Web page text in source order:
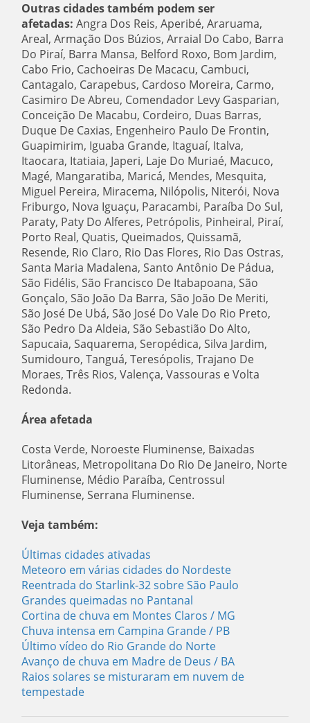
Outras cidades também podem ser
afetadas:Angra Dos Reis, Aperibé, Araruama,
Areal, Armação Dos Búzios, Arraial Do Cabo, Barra
Do Piraí, Barra Mansa, Belford Roxo, Bom Jardim,
Cabo Frio, Cachoeiras De Macacu, Cambuci,
Cantagalo, Carapebus, Cardoso Moreira, Carmo,
Casimiro De Abreu, Comendador Levy Gasparian,
Conceição De Macabu, Cordeiro, Duas Barras,
Duque De Caxias, Engenheiro Paulo De Frontin,
Guapimirim, Iguaba Grande, Itaguaí, Italva,
Itaocara, Itatiaia, Japeri, Laje Do Muriaé, Macuco,
Magé, Mangaratiba, Maricá, Mendes, Mesquita,
Miguel Pereira, Miracema, Nilópolis, Niterói, Nova
Friburgo, Nova Iguaçu, Paracambi, Paraíba Do Sul,
Paraty, Paty Do Alferes, Petrópolis, Pinheiral, Piraí,
Porto Real, Quatis, Queimados, Quissamã,
Resende, Rio Claro, Rio Das Flores, Rio Das Ostras,
Santa Maria Madalena, Santo Antônio De Pádua,
São Fidélis, São Francisco De Itabapoana, São
Gonçalo, São João Da Barra, São João De Meriti,
São José De Ubá, São José Do Vale Do Rio Preto,
São Pedro Da Aldeia, São Sebastião Do Alto,
Sapucaia, Saquarema, Seropédica, Silva Jardim,
Sumidouro, Tanguá, Teresópolis, Trajano De
Moraes, Três Rios, Valença, Vassouras e Volta
Redonda.
Área afetada
Costa Verde, Noroeste Fluminense, Baixadas
Litorâneas, Metropolitana Do Rio De Janeiro, Norte
Fluminense, Médio Paraíba, Centrossul
Fluminense, Serrana Fluminense.
Veja também:
Últimas cidades ativadas
Meteoro em várias cidades do Nordeste
Reentrada do Starlink-32 sobre São Paulo
Grandes queimadas no Pantanal
Cortina de chuva em Montes Claros / MG
Chuva intensa em Campina Grande / PB
Último vídeo do Rio Grande do Norte
Avanço de chuva em Madre de Deus / BA
Raios solares se misturaram em nuvem de
tempestade